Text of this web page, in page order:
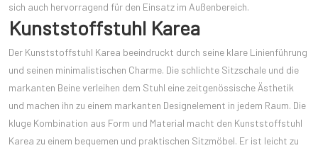
sich auch hervorragend für den Einsatz im Außenbereich.
Kunststoffstuhl Karea
Der Kunststoffstuhl Karea beeindruckt durch seine klare Linienführung
und seinen minimalistischen Charme. Die schlichte Sitzschale und die
markanten Beine verleihen dem Stuhl eine zeitgenössische Ästhetik
und machen ihn zu einem markanten Designelement in jedem Raum. Die
kluge Kombination aus Form und Material macht den Kunststoffstuhl
Karea zu einem bequemen und praktischen Sitzmöbel. Er ist leicht zu